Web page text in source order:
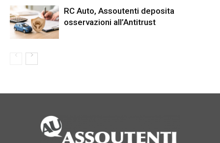
RC Auto, Assoutenti deposita
osservazioni all’Antitrust